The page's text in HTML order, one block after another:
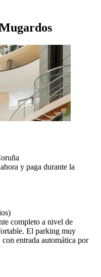
y paga durante la
completo a nivel de
El parking muy
entrada automática por